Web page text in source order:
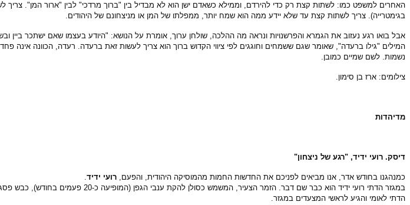
בגימטרייה). צריך לשתות קצת עד שלא יידע ממה הוא שמח יותר, ממפלתו של המן או מניצחונם של היהודים.
אבל בואו רגע נעזוב את הגמרא והפרשנויות ונראה מה ההלכה, שולחן ערוך, אומרת על הנושא: "היודע בעצמו שאם ישתכר
המילים "גילו ברעדה", שאומר שגם ששמחים וחוגגים לפי ציווי הקדוש ברוך הוא צריך לעשות זאת ברעדה. רעדה, הכוונה אינה
נשמות. לשם שמיים כמובן.
צילומים: ארז בן סימון.
מדיהדות
דיסק. רועי ידיד, "רגע של ניצחון"
כמנהגנו בחודש אדר, אנו מביאים לפניכם את החדשות החמות מהמוסיקה היהודית, והפעם, רועי ידיד.
במגזר הדתי רועי ידיד הוא כבר שם דבר.
הדתי לאומי והגיע לראשי המצעדים במגזר.